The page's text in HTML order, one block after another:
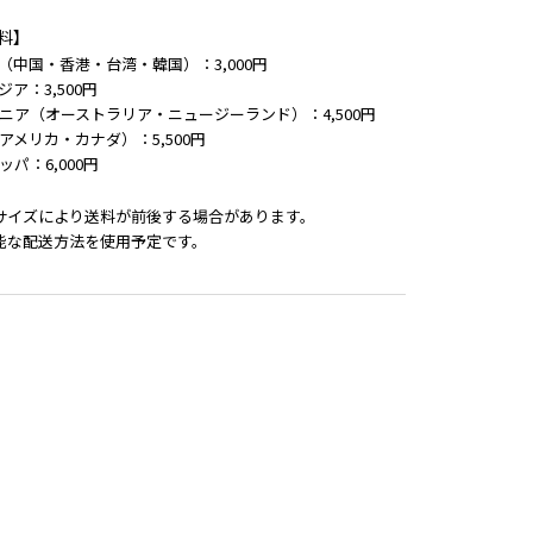
】
中国・香港・台湾・韓国）：3,000円
ア：3,500円
ア（オーストラリア・ニュージーランド）：4,500円
メリカ・カナダ）：5,500円
パ：6,000円
ズにより送料が前後する場合があります。
配送方法を使用予定です。